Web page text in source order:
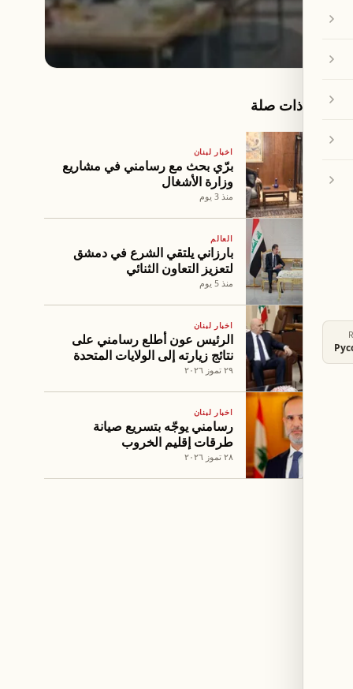
مقالات ذات صلة
اخبار لبنان
برّي بحث مع رسامني في مشاريع
وزارة الأشغال
منذ 3 يوم
العالم
بارزاني يلتقي الشرع في دمشق
لتعزيز التعاون الثنائي
منذ 5 يوم
اخبار لبنان
الرئيس عون أطلع رسامني على
نتائج زيارته إلى الولايات المتحدة
٢٩ تموز ٢٠٢٦
اخبار لبنان
رسامني يوجّه بتسريع صيانة
طرقات إقليم الخروب
٢٨ تموز ٢٠٢٦